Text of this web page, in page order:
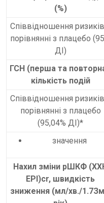
(%)
Співвідношення
порівнянні з плацебо
ДІ)
ГСН (перша та
кількість подій
Співвідношення
порівнянні з плацебо
(95,04% ДІ)*
значення
Нахил зміни рШКФ
EPI)cr, швидкість
зниження (мл/хв./1.7Зм